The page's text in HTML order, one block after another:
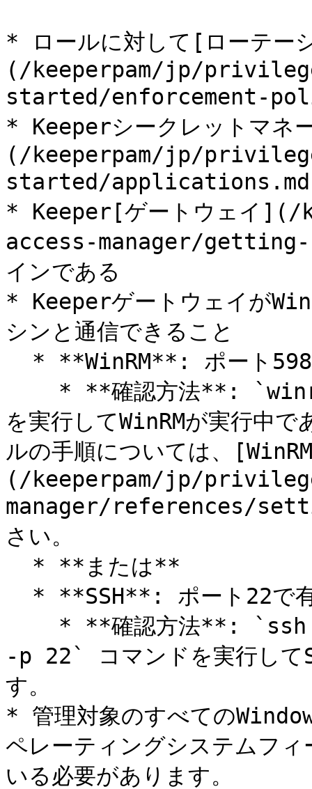
* ロールに対して[ローテー
(/keeperpam/jp/
started/enforcement-
* Keeperシークレットマネ
(/keeperpam/jp/
started/applications.md)
* Keeper[ゲートウェイ
access-manager/
インである
* Keeperゲートウェイが
シンと通信できること
を実行してWinRMが実行中
ルの手順については、
(/keeperpam/jp/
manager/references/
さい。
-p 22` コマンドを実行して
す。
* 管理対象のすべての
ペレーティングシステムフ
いる必要があります。